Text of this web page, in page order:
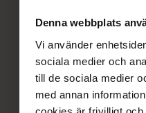
Denna webbplats
Vi använder
sociala medier och
till de sociala medier
med annan